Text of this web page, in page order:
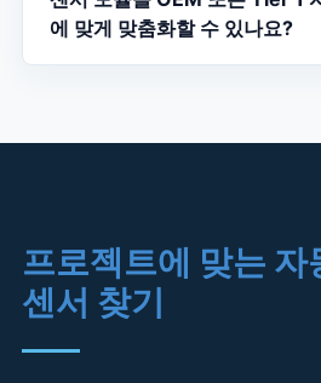
에 맞게 맞춤화할 수 있나요?
프로젝트에 맞는 자
센서 찾기